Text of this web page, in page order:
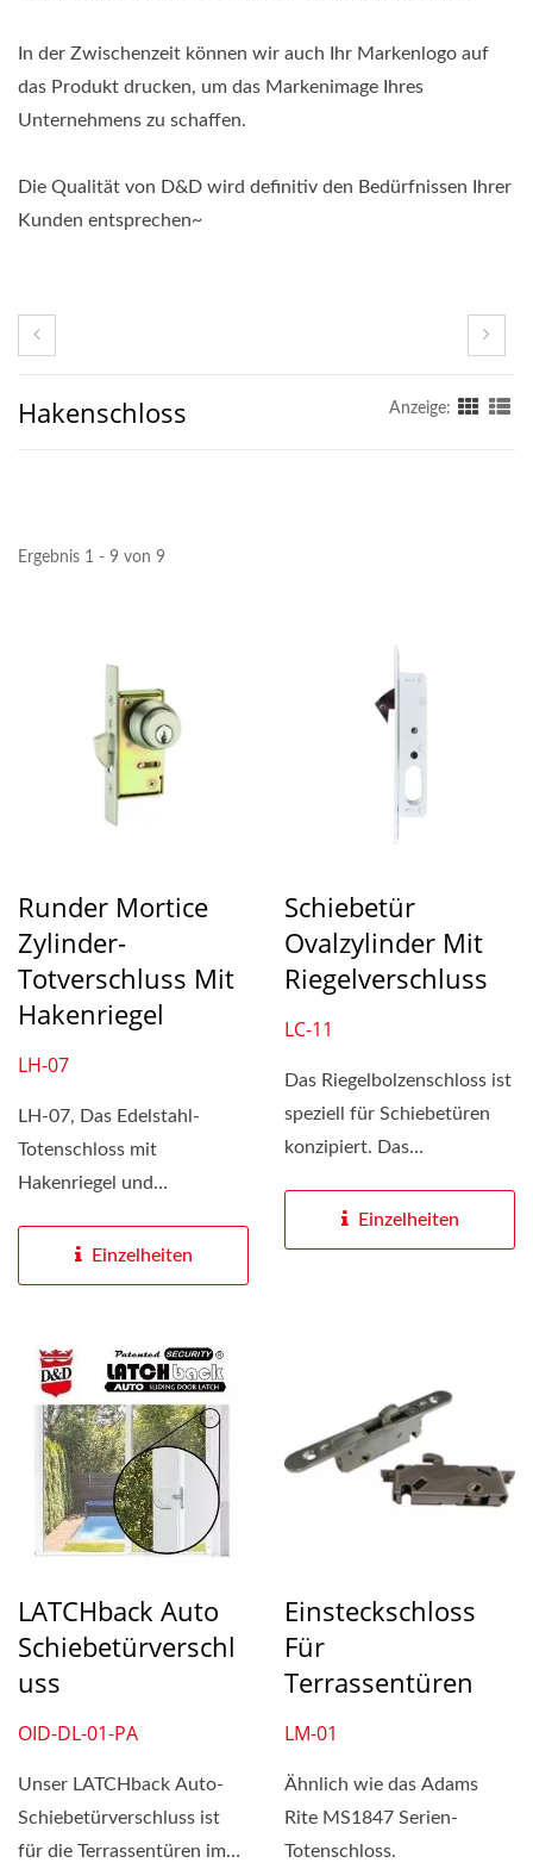
In der Zwischenzeit können wir auch Ihr Markenlogo auf
das Produkt drucken, um das Markenimage Ihres
Unternehmens zu schaffen.
Die Qualität von D&D wird definitiv den Bedürfnissen Ihrer
Kunden entsprechen~
Hakenschloss Anzeige:
Ergebnis 1 - 9 von 9
Runder Mortice
Zylinder-
Totverschluss Mit
Hakenriegel
LH-07
LH-07, Das Edelstahl-
Totenschloss mit
Hakenriegel und
Hakenform...Einzelheiten
Schiebetür
Ovalzylinder Mit
Riegelverschluss
LC-11
Das Riegelbolzenschloss ist
speziell für Schiebetüren
konzipiert. Das
Einzelheiten
LATCHback Auto
Schiebetürverschl
Uss
OID-DL-01-PA
Unser LATCHback Auto-
Schiebetürverschluss ist
für die Terrassentüren im
Einsteckschloss
Für
Terrassentüren
LM-01
Ähnlich wie das Adams
Rite MS1847 Serien-
Totenschloss.